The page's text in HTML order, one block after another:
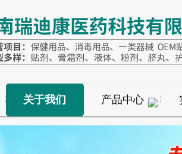
关于我们 产品中心